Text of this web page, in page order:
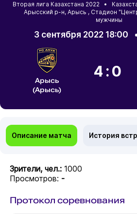
Вторая лига Казахстана 2022 •
Арысский р-н, Арысь , Стадион
мужчины
3 сентября 2022 18:00
Арысь
(Арысь)
4:0
Описание матча История
Зрители, чел.: 1000
Просмотров: -
Протокол соревнования